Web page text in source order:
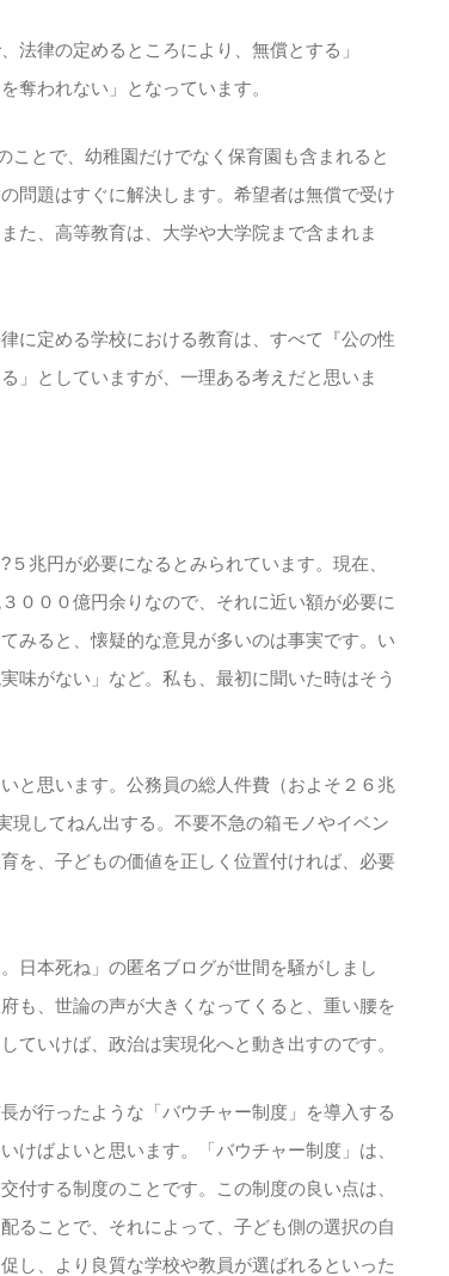
律の定めるところにより、無償とする」
奪われない」となっています。
ことで、幼稚園だけでなく保育園も含まれると
問題はすぐに解決します。希望者は無償で受け
た、高等教育は、大学や大学院まで含まれま
に定める学校における教育は、すべて『公の性
」としていますが、一理ある考えだと思いま
兆円が必要になるとみられています。現在、
０００億円余りなので、それに近い額が必要に
みると、懐疑的な意見が多いのは事実です。い
味がない」など。私も、最初に聞いた時はそう
と思います。公務員の総人件費（およそ２６兆
現してねん出する。不要不急の箱モノやイベン
を、子どもの価値を正しく位置付ければ、必要
日本死ね」の匿名ブログが世間を騒がしまし
も、世論の声が大きくなってくると、重い腰を
ていけば、政治は実現化へと動き出すのです。
が行ったような「バウチャー制度」を導入する
けばよいと思います。「バウチャー制度」は、
付する制度のことです。この制度の良い点は、
ることで、それによって、子ども側の選択の自
し、より良質な学校や教員が選ばれるといった